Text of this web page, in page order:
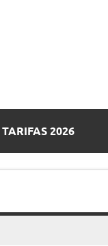
TARIFAS 2026